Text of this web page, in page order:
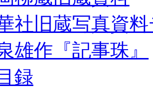
社旧蔵写真資
雄作『記事珠』
録